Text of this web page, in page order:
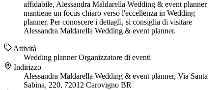
affidabile, Alessandra Maldarella Wedding & event planner
mantiene un focus chiaro verso l'eccellenza in Wedding
planner. Per conoscere i dettagli, si consiglia di visitare
Alessandra Maldarella Wedding & event planner.
Attività
Wedding plannerOrganizzatore di eventi
Indirizzo
Alessandra Maldarella Wedding & event planner, Via Santa
Sabina, 220, 72012 Carovigno BR